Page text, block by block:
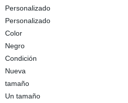
Personalizado
Personalizado
Color
Negro
Condición
Nueva
tamaño
Un tamaño